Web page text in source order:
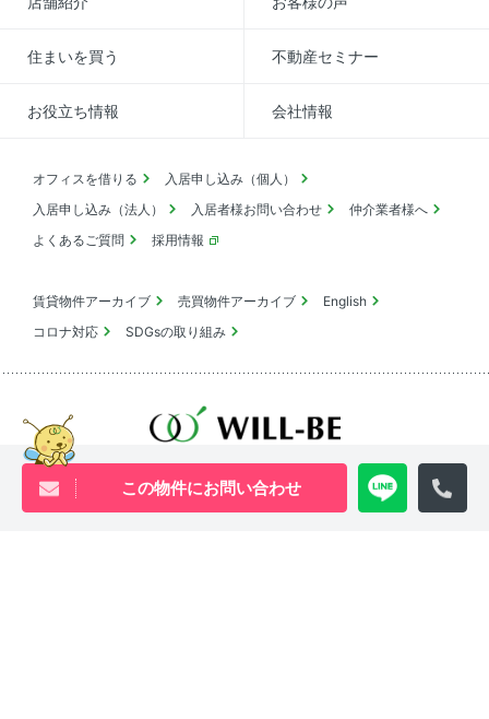
この物件にお問い合わせ
住まいを買う 不動産セミナー
お役立ち情報 会社情報
オフィスを借りる
入居申し込み（個人）
入居申し込み（法人）
入居者様お問い合わせ
仲介業者様へ
よくあるご質問
採用情報
賃貸物件アーカイブ 売買物件アーカイブ
English
コロナ対応
SDGsの取り組み
池尻大橋・三軒茶屋・中目黒周辺エリアの物件はウィル・ビーへ
0120-840-834